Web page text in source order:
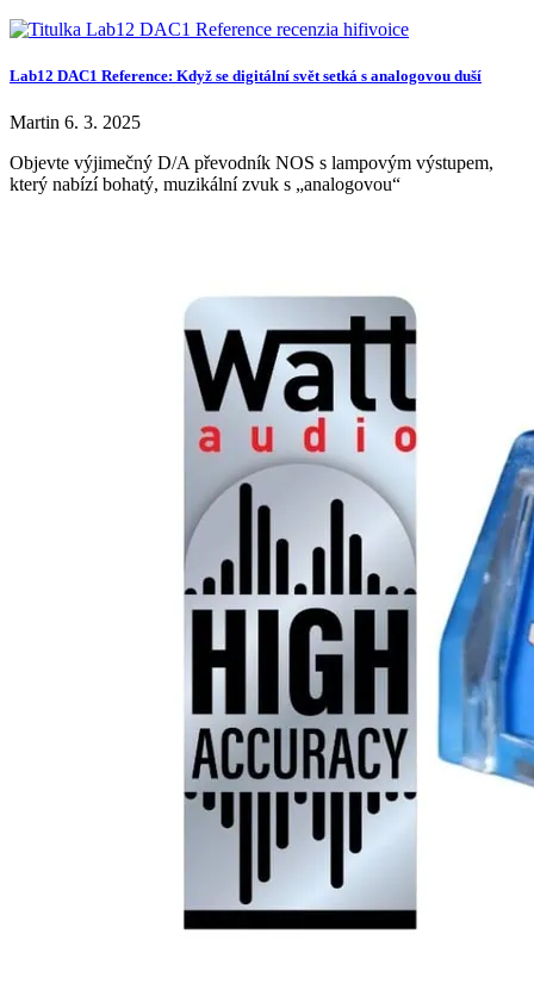
Lab12 DAC1 Reference: Když se digitální svět setká s analogovou duší
Martin 6. 3. 2025
Objevte výjimečný D/A převodník NOS s lampovým výstupem,
který nabízí bohatý, muzikální zvuk s „analogovou“